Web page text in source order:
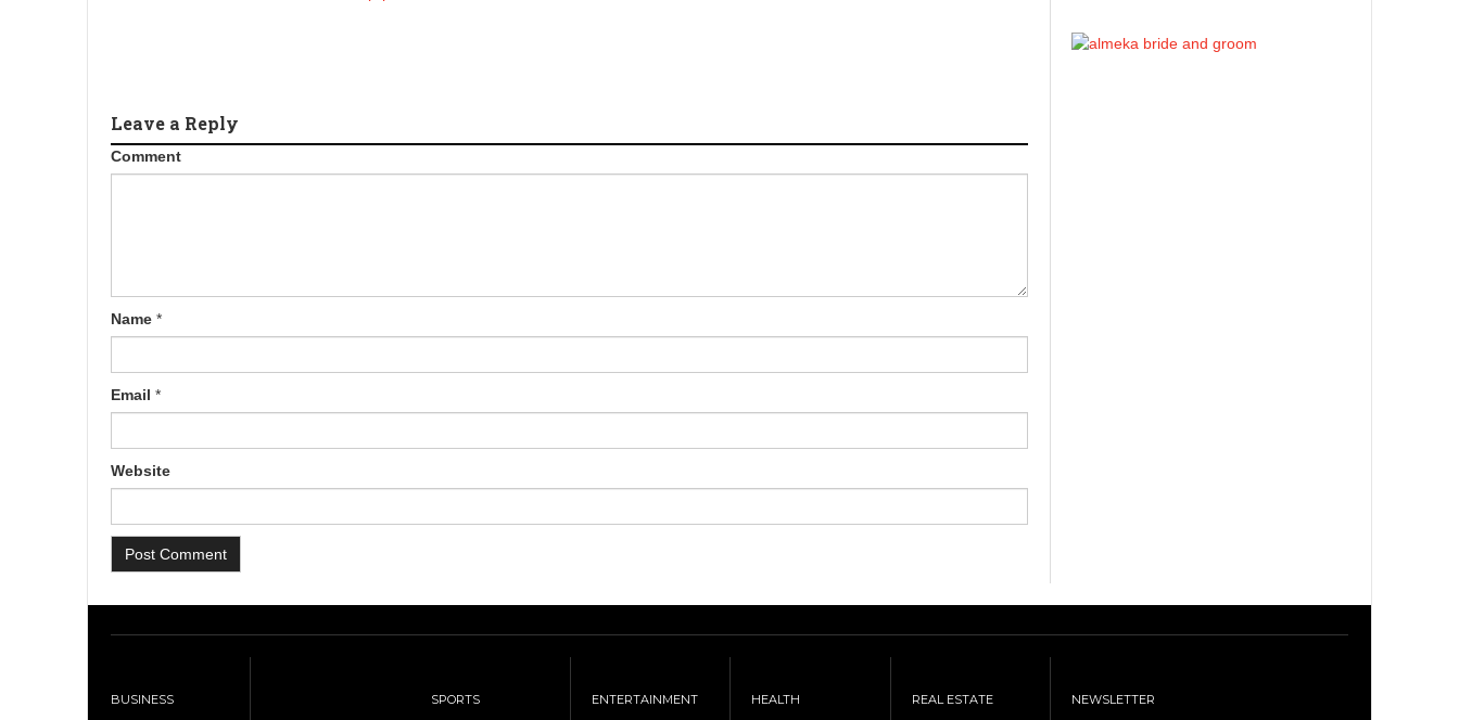
Leave a Reply
Comment
Name *
Email *
Website
BUSINESS SPORTS ENTERTAINMENT HEALTH REAL ESTATE NEWSLETTER